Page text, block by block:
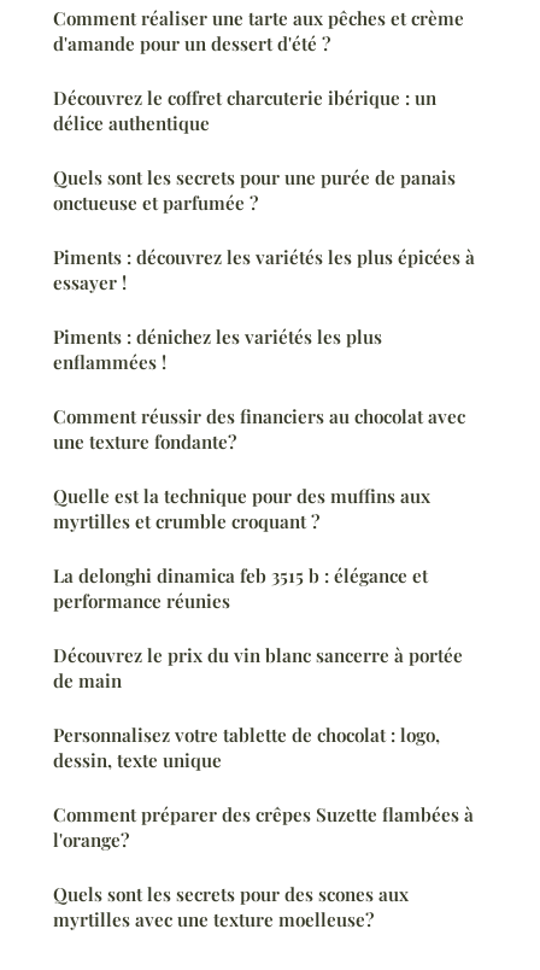
Comment réaliser une tarte aux pêches et crème
d'amande pour un dessert d'été ?
Découvrez le coffret charcuterie ibérique : un
délice authentique
Quels sont les secrets pour une purée de panais
onctueuse et parfumée ?
Piments : découvrez les variétés les plus épicées à
essayer !
Piments : dénichez les variétés les plus
enflammées !
Comment réussir des financiers au chocolat avec
une texture fondante?
Quelle est la technique pour des muffins aux
myrtilles et crumble croquant ?
La delonghi dinamica feb 3515 b : élégance et
performance réunies
Découvrez le prix du vin blanc sancerre à portée
de main
Personnalisez votre tablette de chocolat : logo,
dessin, texte unique
Comment préparer des crêpes Suzette flambées à
l'orange?
Quels sont les secrets pour des scones aux
myrtilles avec une texture moelleuse?